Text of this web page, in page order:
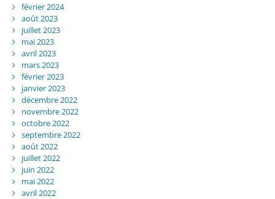
février 2024
août 2023
juillet 2023
mai 2023
avril 2023
mars 2023
février 2023
janvier 2023
décembre 2022
novembre 2022
octobre 2022
septembre 2022
août 2022
juillet 2022
juin 2022
mai 2022
avril 2022